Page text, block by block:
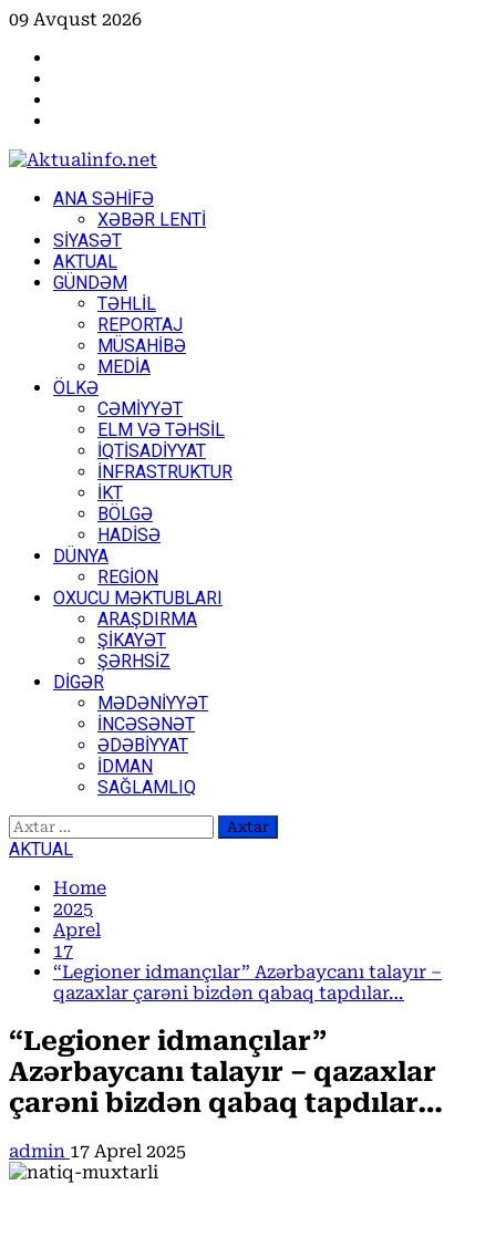
Skip
content
09 Avqust 2026
PrimaryANA SƏHİFƏ
XƏBƏR LENTİ
SİYASƏT
AKTUAL
GÜNDƏM
TƏHLİL
REPORTAJ
MÜSAHİBƏ
MEDİA
ÖLKƏ
CƏMİYYƏT
ELM VƏ TƏHSİL
İQTİSADİYYAT
İNFRASTRUKTUR
İKT
BÖLGƏ
HADİSƏ
DÜNYA
REGİON
OXUCU MƏKTUBLARI
ARAŞDIRMA
ŞİKAYƏT
ŞƏRHSİZ
DİGƏR
MƏDƏNİYYƏT
İNCƏSƏNƏT
ƏDƏBİYYAT
İDMAN
SAĞLAMLIQ
Axtarış:
AKTUAL
Home
2025
Aprel
17
“Legioner idmançılar” Azərbaycanı talayır –
qazaxlar çarəni bizdən qabaq tapdılar…
“Legioner idmançılar”
Azərbaycanı talayır – qazaxlar
çarəni bizdən qabaq tapdılar…
admin 17 Aprel 2025